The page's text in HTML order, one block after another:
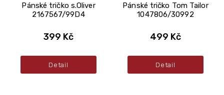
Pánské tričko s.Oliver
2167567/99D4
399 Kč
Detail
Pánské tričko Tom Tailor
1047806/30992
499 Kč
Detail